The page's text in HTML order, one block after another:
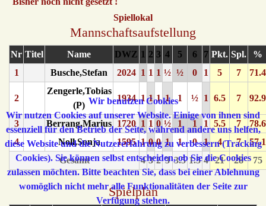
Spiellokal
Mannschaftsaufstellung
Nr Titel Name DWZ 1 2 3 4 5 6 7 Pkt. Spl.
%
1
Busche,Stefan 2024 1 1 1 ½ ½ 0 1 5 7 71.4
2
Zengerle,Tobias
(P)
1934 1 1 1 1 1 ½ 1 6.5 7 92.9
3 Berrang,Marius 1720 1 1 0 ½ 1 1 1 5.5 7
78.6
4
Noll,Sonja 1595 1 0 0 1 1 0 1 4 7
57.1
Gesamt
4 3 2 3 3.5 1.5 4 21 28 75
Spielplan
Wir benutzen Cookies
Wir nutzen Cookies auf unserer Website. Einige von ihnen sind
essenziell für den Betrieb der Seite, während andere uns helfen,
diese Website und die Nutzererfahrung zu verbessern (Tracking
Cookies). Sie können selbst entscheiden, ob Sie die Cookies
zulassen möchten. Bitte beachten Sie, dass bei einer Ablehnung
womöglich nicht mehr alle Funktionalitäten der Seite zur
Verfügung stehen.